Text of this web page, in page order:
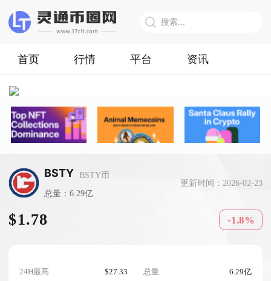
首页 行情 平台 资讯
BSTY
BSTY币
总量：6.29亿
更新时间：2026-02-23
$1.78 -1.8%
24H最高 $27.33 总量 6.29亿